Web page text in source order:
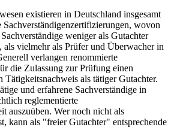
existieren in Deutschland insgesamt
Sachverständigenzertifizierungen, wovon
weniger als Gutachter
als vielmehr als Prüfer und Überwacher in
verlangen renommierte
die Zulassung zur Prüfung einen
Tätigkeitsnachweis als tätiger Gutachter.
und erfahrene Sachverständige in
reglementierte
auszuüben. Wer noch nicht als
kann als "freier Gutachter" entsprechende